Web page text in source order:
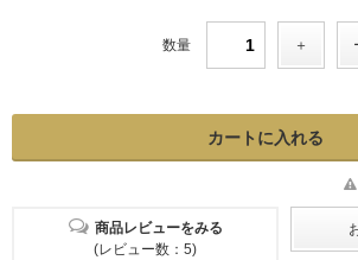
数量
商品レビューをみる
(レビュー数：5)